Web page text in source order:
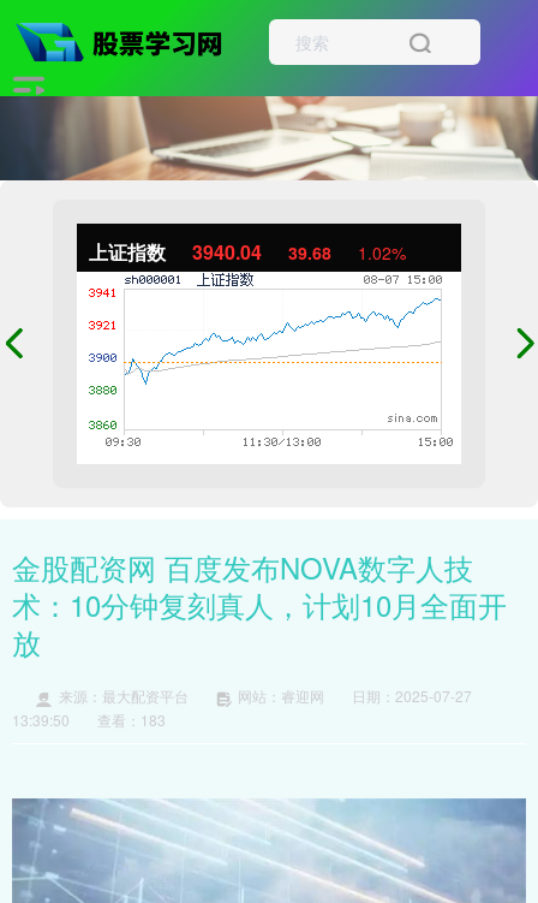
上证指数 3940.04 39.68 1.02%
金股配资网 百度发布NOVA数字人技
术：10分钟复刻真人，计划10月全面开
放
来源：最大配资平台 网站：睿迎网
日期：2025-07-27
13:39:50
查看：183